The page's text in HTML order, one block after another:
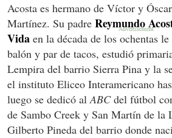
Acosta es hermano de Víctor y
Martínez. Su padre Reymundo
Vida en la década de los ochentas
balón y par de tacos, estudió
Lempira del barrio Sierra Pina y la
el instituto Eliceo Interamericano
luego se dedicó alABCdel fútbol
de Sambo Creek y San Martín de la
Gilberto Pineda del barrio donde